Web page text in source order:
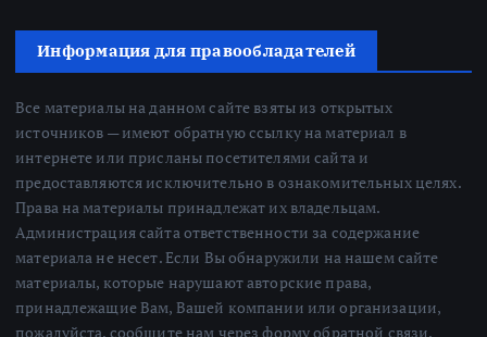
Информация для правообладателей
Все материалы на данном сайте взяты из открытых
источников — имеют обратную ссылку на материал в
интернете или присланы посетителями сайта и
предоставляются исключительно в ознакомительных целях.
Права на материалы принадлежат их владельцам.
Администрация сайта ответственности за содержание
материала не несет. Если Вы обнаружили на нашем сайте
материалы, которые нарушают авторские права,
принадлежащие Вам, Вашей компании или организации,
пожалуйста, сообщите нам через форму обратной связи.